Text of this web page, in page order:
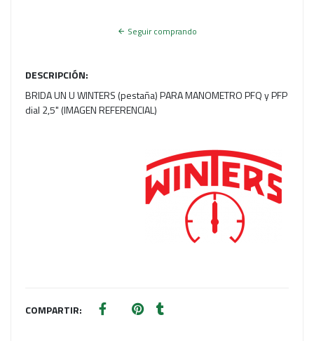
Seguir comprando
DESCRIPCIÓN:
BRIDA UN U WINTERS (pestaña) PARA MANOMETRO PFQ y PFP
dial 2,5" (IMAGEN REFERENCIAL)
COMPARTIR: